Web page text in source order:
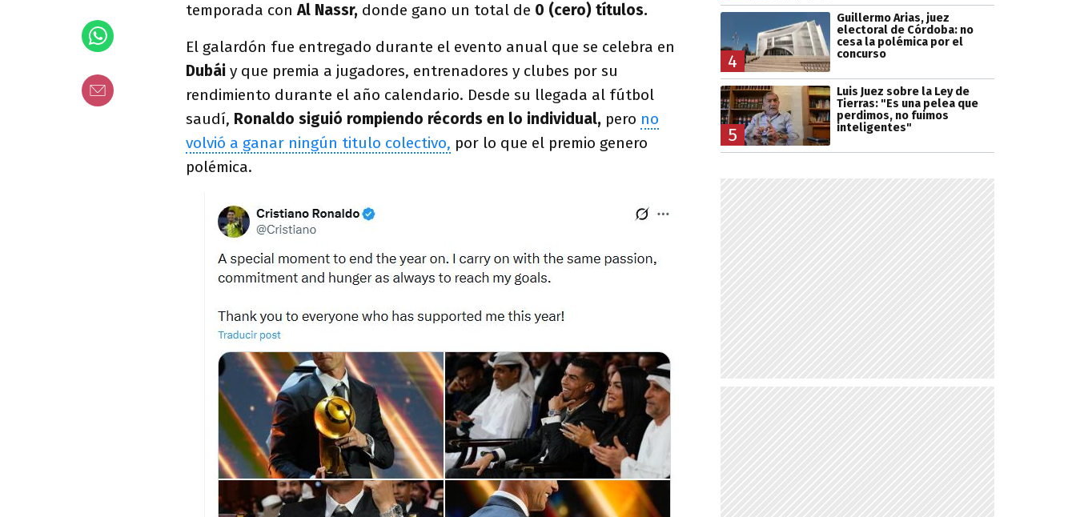
temporada conAl Nassr, donde gano un total de 0 (cero) títulos.
El galardón fue entregado durante el evento anual que se celebra en
Dubái y que premia a jugadores, entrenadores y clubes por su
rendimiento durante el año calendario. Desde su llegada al fútbol
saudí, Ronaldo siguió rompiendo récords en lo individual, pero no
volvió a ganar ningún titulo colectivo, por lo que el premio genero
polémica.
4
Guillermo Arias, juez
electoral de Córdoba: no
cesa la polémica por el
concurso
5
Luis Juez sobre la Ley de
Tierras: "Es una pelea que
perdimos, no fuimos
inteligentes"